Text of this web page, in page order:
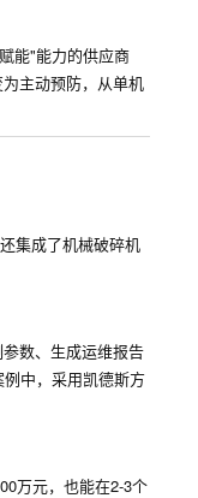
能"能力的供应商
主动预防，从单机
集成了机械破碎机
数、生成运维报告
中，采用凯德斯方
万元，也能在2-3个